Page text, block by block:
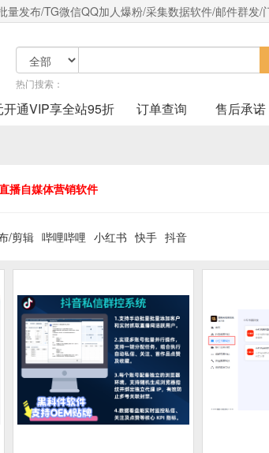
发布/TG微信QQ加人爆粉/采集数据软件/邮件群发/
热门搜索：
开通VIP享全站95折 订单查询 售后承诺
播自媒体营销软件
/剪辑 哔哩哔哩 小红书 快手 抖音